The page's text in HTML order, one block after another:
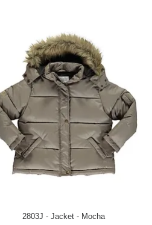
Hurtigvisning
2803J - Jacket - Mocha